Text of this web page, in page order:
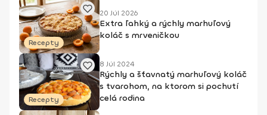
Recepty
20 Júl 2026
Extra ľahký a rýchly marhuľový
koláč s mrveničkou
Recepty
8 Júl 2024
Rýchly a šťavnatý marhuľový koláč
s tvarohom, na ktorom si pochutí
celá rodina